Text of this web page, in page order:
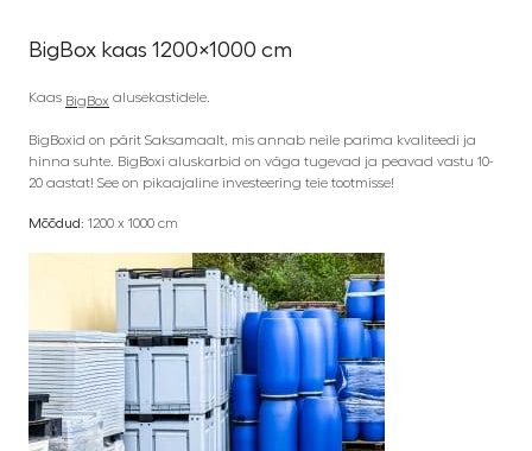
BigBox kaas 1200×1000 cm
Kaas BigBox alusekastidele.
BigBoxid on pärit Saksamaalt, mis annab neile parima kvaliteedi ja
hinna suhte. BigBoxi aluskarbid on väga tugevad ja peavad vastu 10-
20 aastat! See on pikaajaline investeering teie tootmisse!
Mõõdud: 1200 x 1000 cm